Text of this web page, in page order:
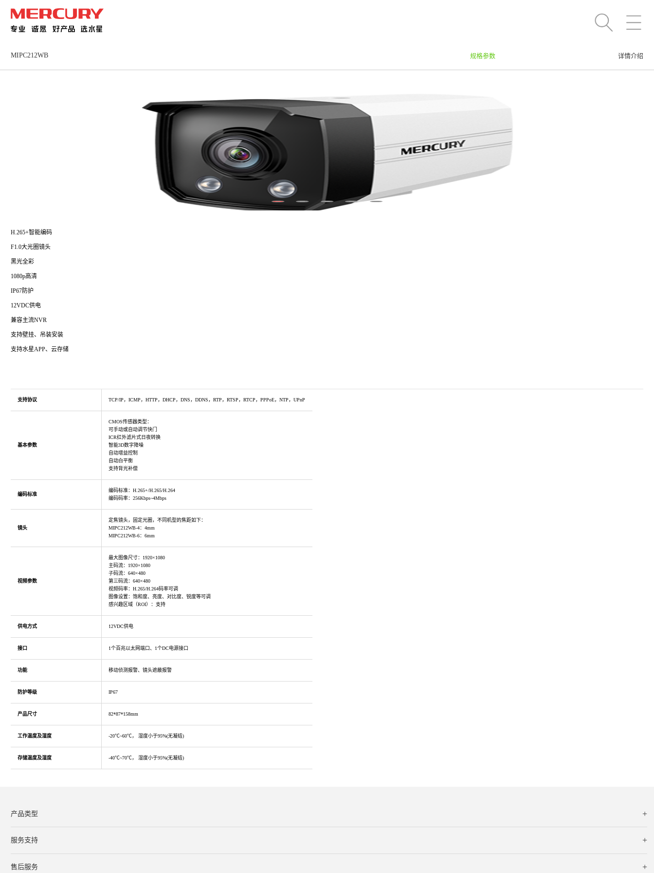
MIPC212WB 规格参数 详情介绍
H.265+智能编码
F1.0大光圈镜头
黑光全彩
1080p高清
IP67防护
12VDC供电
兼容主流NVR
支持壁挂、吊装安装
支持水星APP、云存储
支持协议 TCP/IP，ICMP，HTTP，DHCP，DNS，DDNS，RTP，RTSP，RTCP，PPPoE，NTP，UPnP
基本参数
CMOS传感器类型：
可手动或自动调节快门
ICR红外滤片式日夜转换
智能3D数字降噪
自动增益控制
自动白平衡
支持背光补偿
编码标准
编码标准：H.265+/H.265/H.264
编码码率：256Kbps~4Mbps
镜头
定焦镜头，固定光圈，不同机型的焦距如下：
MIPC212WB-4：4mm
MIPC212WB-6：6mm
视频参数
最大图像尺寸：1920×1080
主码流：1920×1080
子码流：640×480
第三码流：640×480
视频码率：H.265/H.264码率可调
图像设置：饱和度、亮度、对比度、锐度等可调
感兴趣区域（ROI）：支持
供电方式 12VDC供电
接口 1个百兆以太网端口、1个DC电源接口
功能 移动侦测报警、镜头遮蔽报警
防护等级 IP67
产品尺寸 82*87*158mm
工作温度及湿度 -20℃~60℃， 湿度小于95%(无凝结)
存储温度及湿度 -40℃~70℃， 湿度小于95%(无凝结)
产品类型
服务支持
下载中心
文档与指南
视频教程
售后服务